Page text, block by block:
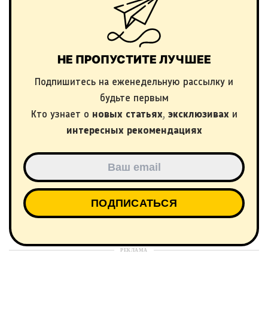
НЕ ПРОПУСТИТЕ ЛУЧШЕЕ
Подпишитесь на еженедельную рассылку и
будьте первым
Кто узнает о новых статьях, эксклюзивах и
интересных рекомендациях
РЕКЛАМА